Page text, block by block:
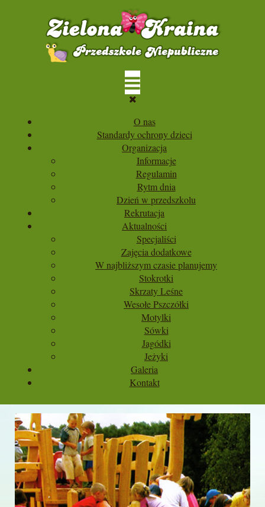
O nas
Standardy ochrony dzieci
Organizacja
Informacje
Regulamin
Rytm dnia
Dzień w przedszkolu
Rekrutacja
Aktualności
Specjaliści
Zajęcia dodatkowe
W najbliższym czasie planujemy
Stokrotki
Skrzaty Leśne
Wesołe Pszczółki
Motylki
Sówki
Jagódki
Jeżyki
Galeria
Kontakt